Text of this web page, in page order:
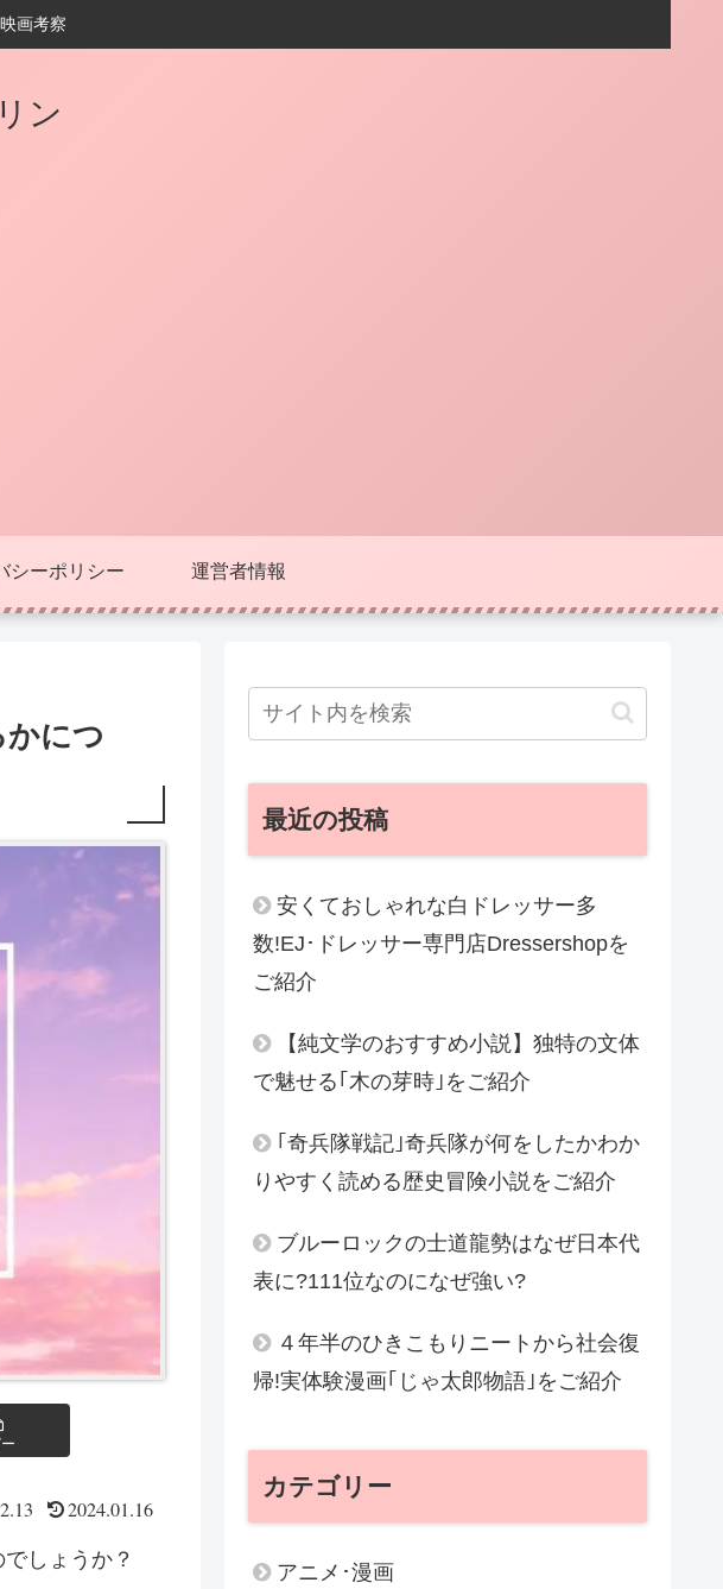
画考察
ン
シーポリシー 運営者情報
につ
2024.01.16
しょうか？
最近の投稿
安くておしゃれな白ドレッサー多
数!EJ･ドレッサー専門店Dressershopを
ご紹介
【純文学のおすすめ小説】独特の文体
で魅せる｢木の芽時｣をご紹介
｢奇兵隊戦記｣奇兵隊が何をしたかわか
りやすく読める歴史冒険小説をご紹介
ブルーロックの士道龍勢はなぜ日本代
表に?111位なのになぜ強い?
４年半のひきこもりニートから社会復
帰!実体験漫画｢じゃ太郎物語｣をご紹介
カテゴリー
アニメ･漫画